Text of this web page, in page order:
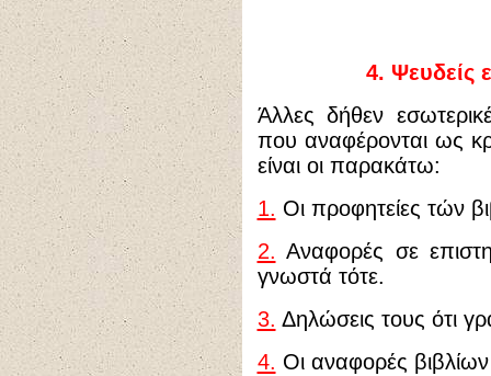
4. Ψευδείς
Άλλες δήθεν
που αναφέρονται ως
είναι οι παρακάτω:
1. Οι προφητείες τών
2. Αναφορές σε
γνωστά τότε.
3. Δηλώσεις τους ότι
4. Οι αναφορές